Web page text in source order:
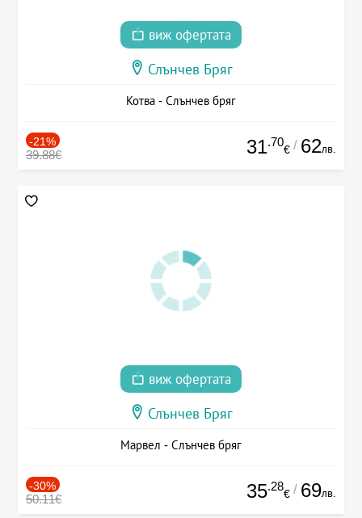
виж офертата
Слънчев Бряг
Котва - Слънчев бряг
-21%
39.88€ 31.70
€ / 62лв.
виж офертата
Слънчев Бряг
Марвел - Слънчев бряг
-30%
50.11€ 35.28
€ / 69лв.